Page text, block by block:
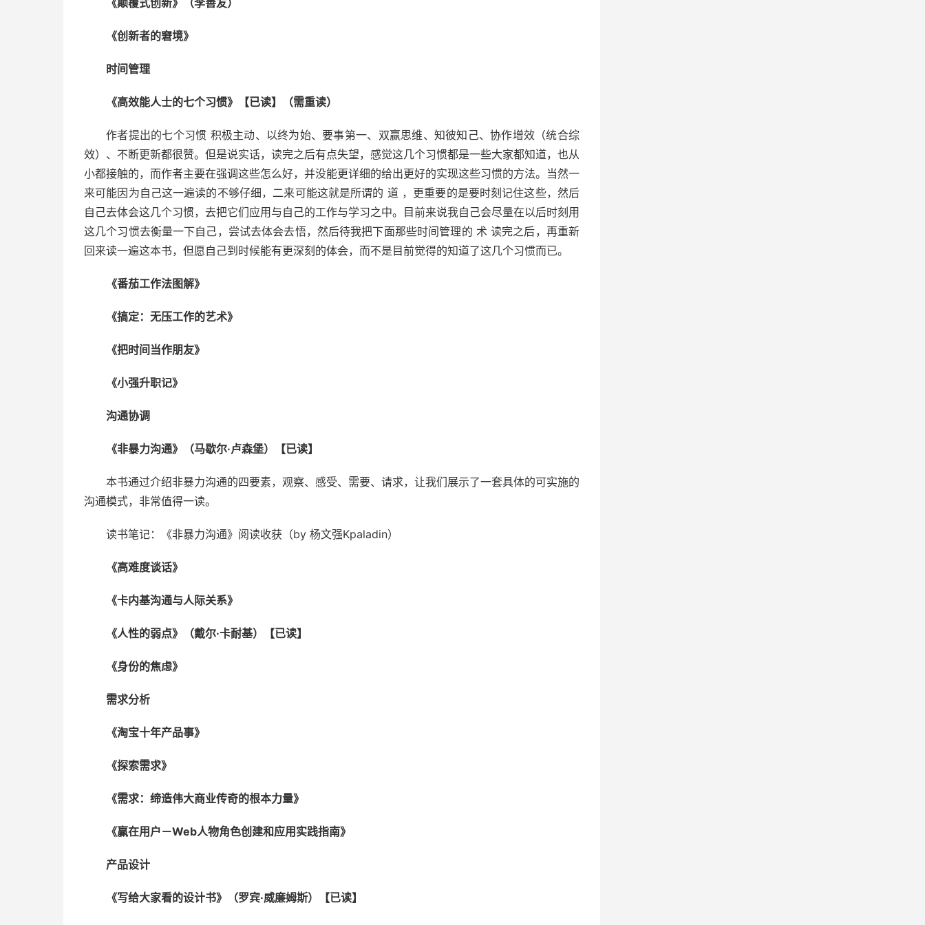
《颠覆式创新》（李善友）
《创新者的窘境》
时间管理
《高效能人士的七个习惯》【已读】（需重读）
作者提出的七个习惯 积极主动、以终为始、要事第一、双赢思维、知彼知己、协作增效（统合综
效）、不断更新都很赞。但是说实话，读完之后有点失望，感觉这几个习惯都是一些大家都知道，也从
小都接触的，而作者主要在强调这些怎么好，并没能更详细的给出更好的实现这些习惯的方法。当然一
来可能因为自己这一遍读的不够仔细，二来可能这就是所谓的 道 ，更重要的是要时刻记住这些，然后
自己去体会这几个习惯，去把它们应用与自己的工作与学习之中。目前来说我自己会尽量在以后时刻用
这几个习惯去衡量一下自己，尝试去体会去悟，然后待我把下面那些时间管理的 术 读完之后，再重新
回来读一遍这本书，但愿自己到时候能有更深刻的体会，而不是目前觉得的知道了这几个习惯而已。
《番茄工作法图解》
《搞定：无压工作的艺术》
《把时间当作朋友》
《小强升职记》
沟通协调
《非暴力沟通》（马歇尔·卢森堡）【已读】
本书通过介绍非暴力沟通的四要素，观察、感受、需要、请求，让我们展示了一套具体的可实施的
沟通模式，非常值得一读。
读书笔记：《非暴力沟通》阅读收获（by 杨文强Kpaladin）
《高难度谈话》
《卡内基沟通与人际关系》
《人性的弱点》（戴尔·卡耐基）【已读】
《身份的焦虑》
需求分析
《淘宝十年产品事》
《探索需求》
《需求：缔造伟大商业传奇的根本力量》
《赢在用户－Web人物角色创建和应用实践指南》
产品设计
《写给大家看的设计书》（罗宾·威廉姆斯）【已读】